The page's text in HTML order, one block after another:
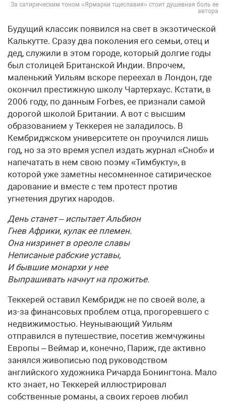
За сатирическим тоном «Ярмарки тщеславия» стоит душевная боль ее
автора
Будущий классик появился на свет в экзотической
Калькутте. Сразу два поколения его семьи, отец и
дед, служили в этом городе, который долгие годы
был столицей Британской Индии. Впрочем,
маленький Уильям вскоре переехал в Лондон, где
окончил престижную школу Чартерхаус. Кстати, в
2006 году, по данным Forbes, ее признали самой
дорогой школой Британии. А вот с высшим
образованием у Теккерея не заладилось. В
Кембриджском университете он проучился лишь
год, но за это время успел издать журнал «Сноб» и
напечатать в нем свою поэму «Тимбукту», в
которой уже заметны несомненное сатирическое
дарование и вместе с тем протест против
угнетения других народов.
День станет – испытает Альбион
Гнев Африки, кулак ее племен.
Она низринет в ореоле славы
Неписаные рабские уставы,
И бывшие монархи у нее
Выпрашивать начнут на прожитье.
Теккерей оставил Кембридж не по своей воле, а
из-за финансовых проблем отца, прогоревшего с
недвижимостью. Неунывающий Уиль­ям
отправился в путешествие, посетив жемчужины
Европы – Веймар и, конечно, Париж, где активно
занялся живописью под руководством
английского художника Ричарда Бонингтона. Мало
кто знает, но Теккерей иллюстрировал
собственные романы, а своих героев любил